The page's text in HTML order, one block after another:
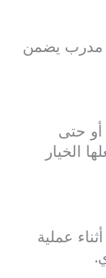
مدرب يضمن
أو حتى
الخيار
عملية